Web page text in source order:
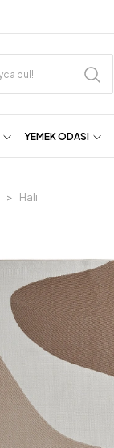
YEMEK ODASI
Halı